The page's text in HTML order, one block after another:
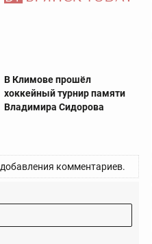
В Климове прошёл
хоккейный турнир памяти
Владимира Сидорова
добавления комментариев.